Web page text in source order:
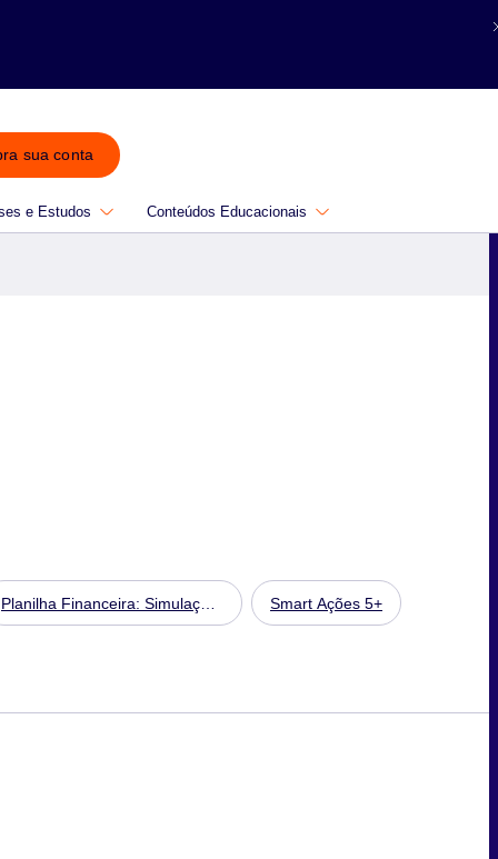
sua conta
e Estudos Conteúdos Educacionais
Planilha Financeira: Simulação
de Patrimônio Futuro
Smart Ações 5+